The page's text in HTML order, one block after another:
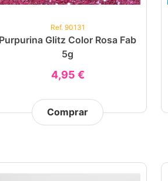
Ref. 90131
Purpurina Glitz Color Rosa Fab
5g
4,95 €
Comprar